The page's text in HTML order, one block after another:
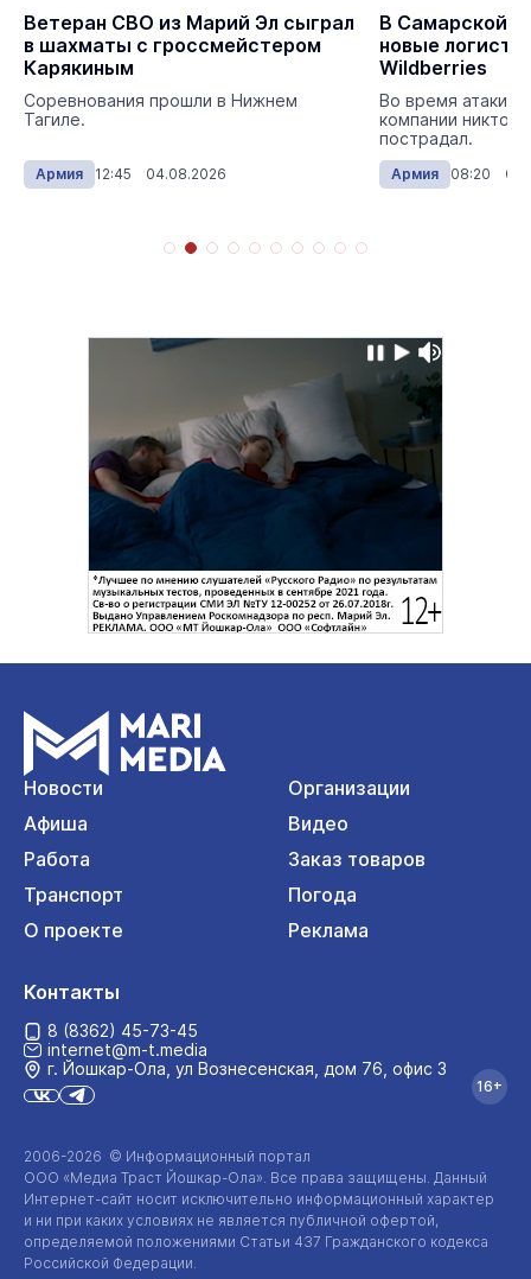
Ветеран СВО из Марий Эл сыграл
в шахматы с гроссмейстером
Карякиным
Соревнования прошли в Нижнем
Тагиле.
Армия 12:45 04.08.2026
В Самарской
новые
Wildberries
Во время атаки
компании никто
пострадал.
Армия 08:20
Новости
Организации
Афиша
Видео
Работа
Заказ товаров
Транспорт
Погода
О проекте
Реклама
2006-2026 © Информационный портал
ООО «Медиа Траст Йошкар-Ола». Все права защищены. Данный
Интернет-сайт носит исключительно информационный характер
и ни при каких условиях не является публичной офертой,
определяемой положениями Статьи 437 Гражданского кодекса
Российской Федерации.
Контакты
8 (8362) 45-73-45
internet@m-t.media
г. Йошкар‑Ола, ул Вознесенская, дом 76, офис 3
16+